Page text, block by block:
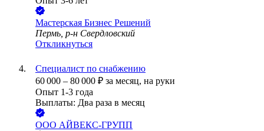
Мастерская Бизнес Решений
Пермь, р-н Свердловский
Откликнуться
Специалист по снабжению
60 000 – 80 000 ₽ за месяц, на руки
Опыт 1-3 года
Выплаты: Два раза в месяц
ООО АЙВЕКС-ГРУПП